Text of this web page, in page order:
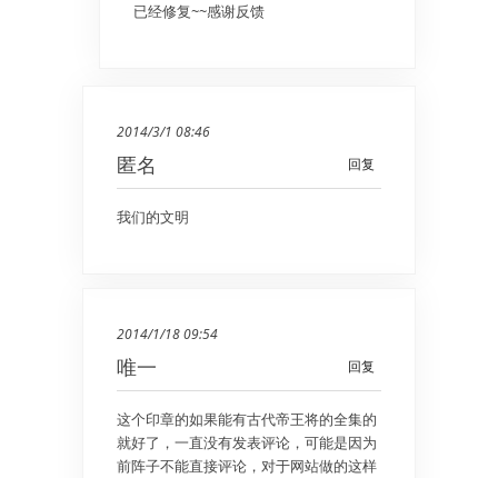
已经修复~~感谢反馈
2014/3/1 08:46
回复
匿名
我们的文明
2014/1/18 09:54
回复
唯一
这个印章的如果能有古代帝王将的全集的
就好了，一直没有发表评论，可能是因为
前阵子不能直接评论，对于网站做的这样